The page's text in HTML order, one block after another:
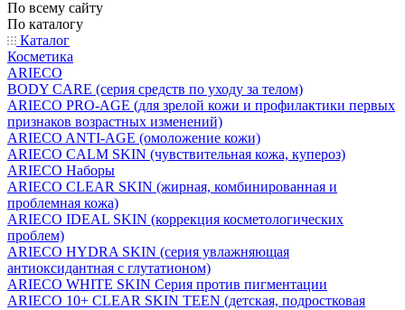
По всему сайту
По каталогу
Каталог
Косметика
ARIECO
BODY CARE (серия средств по уходу за телом)
ARIECO PRO-AGE (для зрелой кожи и профилактики первых
признаков возрастных изменений)
ARIECO ANTI-AGE (омоложение кожи)
ARIECO CALM SKIN (чувствительная кожа, купероз)
ARIECO Наборы
ARIECO CLEAR SKIN (жирная, комбинированная и
проблемная кожа)
ARIECO IDEAL SKIN (коррекция косметологических
проблем)
ARIECO HYDRA SKIN (серия увлажняющая
антиоксидантная с глутатионом)
ARIECO WHITE SKIN Серия против пигментации
ARIECO 10+ CLEAR SKIN TEEN (детская, подростковая